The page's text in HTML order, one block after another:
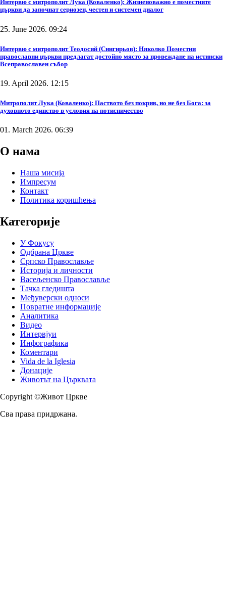
Интервю с митрополит Лука (Коваленко): Жизненоважно е поместните
църкви да започнат сериозен, честен и системен диалог
25. June 2026. 09:24
Интервю с митрополит Теодосий (Снигирьов): Няколко Поместни
православни църкви предлагат достойно място за провеждане на истински
Всеправославен събор
19. April 2026. 12:15
Митрополит Лука (Коваленко): Паството без покрив, но не без Бога: за
духовното единство в условия на потисничество
01. March 2026. 06:39
О нама
Наша мисија
Импресум
Контакт
Политика коришћења
Категорије
У Фокусу
Одбрана Цркве
Српско Православље
Историја и личности
Васељенско Православље
Тачка гледишта
Међуверски односи
Повратне информације
Аналитика
Видео
Интервјуи
Инфографика
Коментари
Vida de la Iglesia
Донације
Животът на Църквата
Copyright ©Живот Цркве
Сва права придржана.